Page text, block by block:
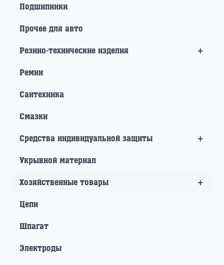
Подшипники
Прочее для авто
+
Резино-технические изделия
Ремни
Сантехника
Смазки
+
Средства индивидуальной защиты
Укрывной материал
+
Хозяйственные товары
Цепи
Шпагат
Электроды